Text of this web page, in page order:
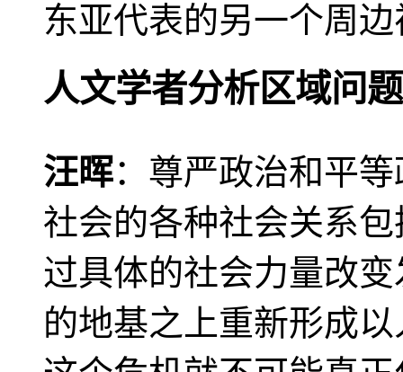
东亚代表的另一个周
人文学者分析区域问题
汪晖：尊严政治和平
社会的各种社会关系
过具体的社会力量改
的地基之上重新形成